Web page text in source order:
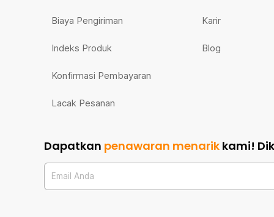
Biaya Pengiriman
Indeks Produk
Konfirmasi Pembayaran
Lacak Pesanan
Karir
Blog
Dapatkan penawaran menarik kami!
Email Anda